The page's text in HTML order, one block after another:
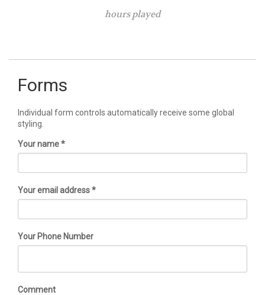
hours played
Forms
Individual form controls automatically receive some global
styling.
Your name *
Your email address *
Your Phone Number
Comment